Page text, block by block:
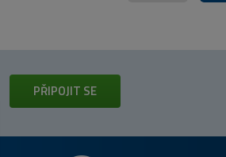
PŘIPOJIT SE